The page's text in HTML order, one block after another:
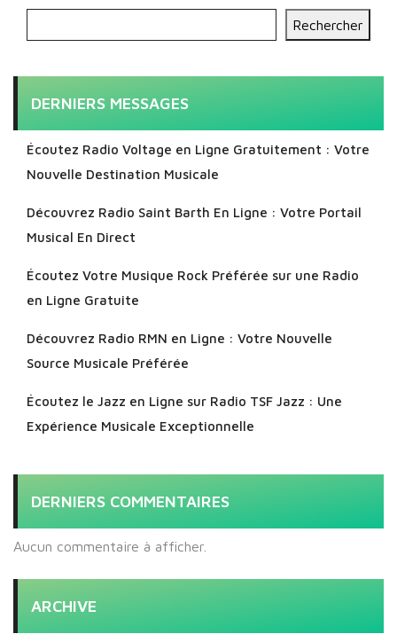
Rechercher
DERNIERS MESSAGES
Écoutez Radio Voltage en Ligne Gratuitement : Votre
Nouvelle Destination Musicale
Découvrez Radio Saint Barth En Ligne : Votre Portail
Musical En Direct
Écoutez Votre Musique Rock Préférée sur une Radio
en Ligne Gratuite
Découvrez Radio RMN en Ligne : Votre Nouvelle
Source Musicale Préférée
Écoutez le Jazz en Ligne sur Radio TSF Jazz : Une
Expérience Musicale Exceptionnelle
DERNIERS COMMENTAIRES
Aucun commentaire à afficher.
ARCHIVE